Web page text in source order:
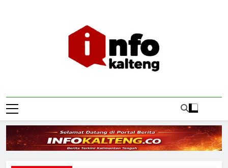
Infokalteng